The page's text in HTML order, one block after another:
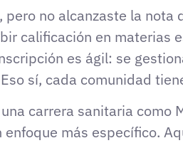
pero no alcanzaste la nota
calificación en materias
es ágil: se
sí, cada comunidad
carrera sanitaria como
enfoque más específico.